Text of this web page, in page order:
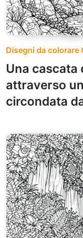
Disegni da colorare
Una cascata
attraverso
circondata